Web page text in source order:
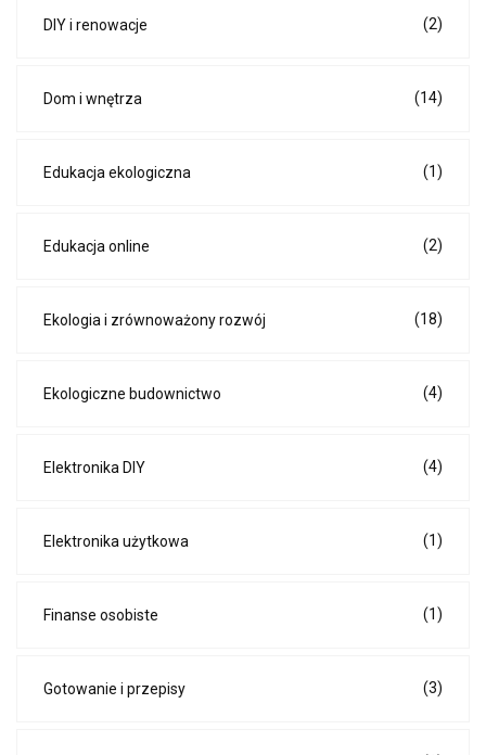
DIY i renowacje (2)
Dom i wnętrza (14)
Edukacja ekologiczna (1)
Edukacja online (2)
Ekologia i zrównoważony rozwój (18)
Ekologiczne budownictwo (4)
Elektronika DIY (4)
Elektronika użytkowa (1)
Finanse osobiste (1)
Gotowanie i przepisy (3)